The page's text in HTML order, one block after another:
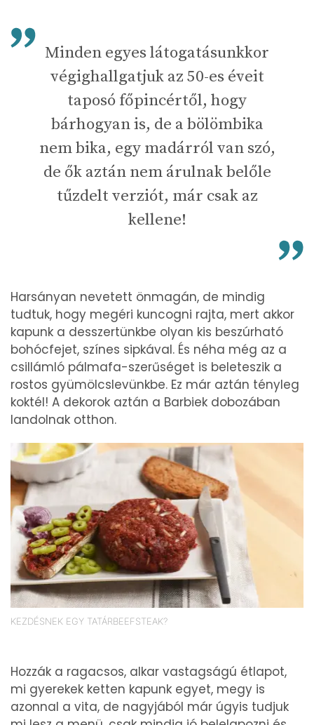
Minden egyes látogatásunkkor
végighallgatjuk az 50-es éveit
taposó főpincértől, hogy
bárhogyan is, de a bölömbika
nem bika, egy madárról van szó,
de ők aztán nem árulnak belőle
tűzdelt verziót, már csak az
kellene!
Harsányan nevetett önmagán, de mindig
tudtuk, hogy megéri kuncogni rajta, mert akkor
kapunk a desszertünkbe olyan kis beszúrható
bohócfejet, színes sipkával. És néha még az a
csillámló pálmafa-szerűséget is beleteszik a
rostos gyümölcslevünkbe. Ez már aztán tényleg
koktél! A dekorok aztán a Barbiek dobozában
landolnak otthon.
KEZDÉSNEK EGY TATÁRBEEFSTEAK?
Hozzák a ragacsos, alkar vastagságú étlapot,
mi gyerekek ketten kapunk egyet, megy is
azonnal a vita, de nagyjából már úgyis tudjuk